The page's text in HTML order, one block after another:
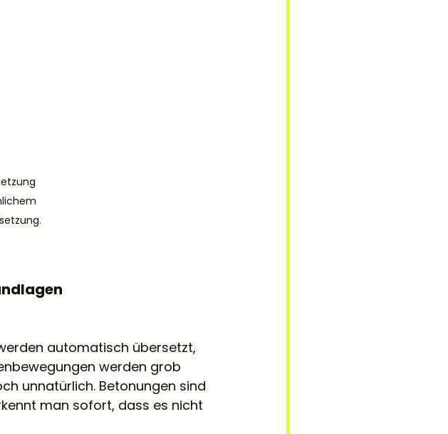
automatisch übersetzt,
werden grob
unnatürlich. Betonungen sind
man sofort, dass es nicht